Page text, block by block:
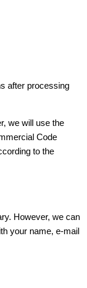
after processing
we will use the
Code
to the
However, we can
your name, e-mail